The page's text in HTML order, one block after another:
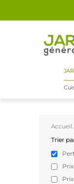
Accueil
Trier